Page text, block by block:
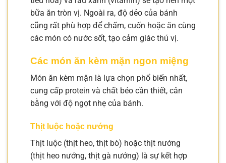
bữa ăn tròn vị. Ngoài ra, độ dẻo của bánh
cũng rất phù hợp để chấm, cuốn hoặc ăn cùng
các món có nước sốt, tạo cảm giác thú vị.
Các món ăn kèm mặn ngon miệng
Món ăn kèm mặn là lựa chọn phổ biến nhất,
cung cấp protein và chất béo cần thiết, cân
bằng với độ ngọt nhẹ của bánh.
Thịt luộc hoặc nướng
Thịt luộc (thịt heo, thịt bò) hoặc thịt nướng
(thịt heo nướng, thịt gà nướng) là sự kết hợp